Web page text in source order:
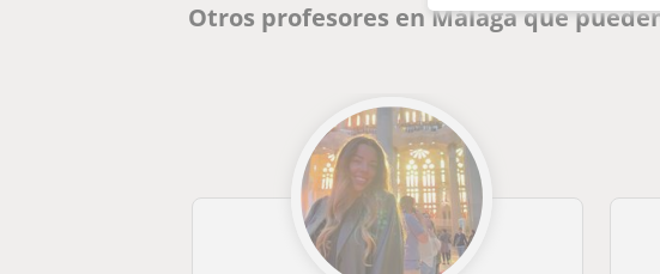
Otros profesores en Málaga que